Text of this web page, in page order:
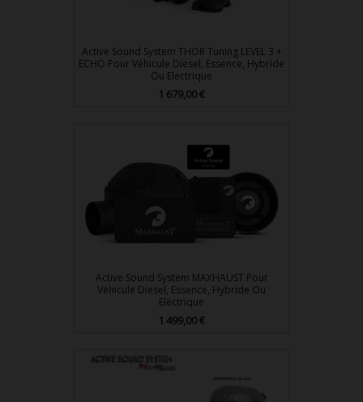
Active Sound System THOR Tuning LEVEL 3 +
ECHO Pour Véhicule Diesel, Essence, Hybride
Ou Electrique
Prix
1 679,00 €
Active Sound System MAXHAUST Pour
Véhicule Diesel, Essence, Hybride Ou
Electrique
Prix
1 499,00 €